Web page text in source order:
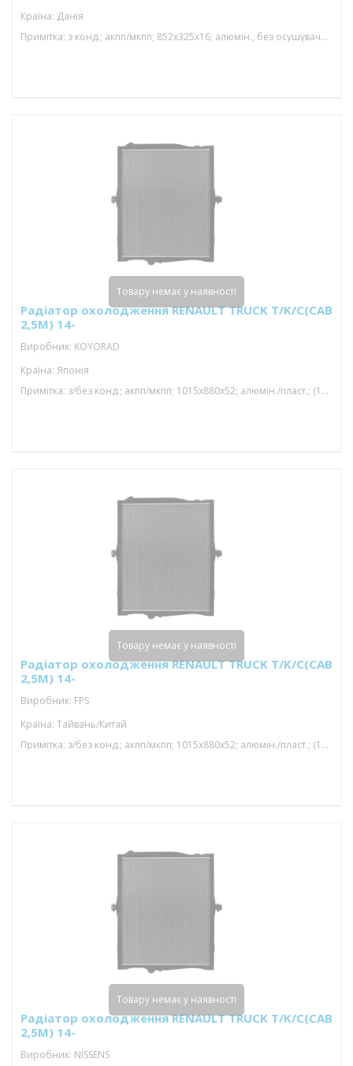
Країна: Данія
Примітка: з конд.; акпп/мкпп; 852x325x16; алюмін., без осушувача; (12.9 d)
Радіатор охолодження RENAULT TRUCK T/K/C(CAB
2,5M) 14-
Виробник: KOYORAD
Країна: Японія
Примітка: з/без конд.; акпп/мкпп; 1015x880x52; алюмін./пласт.; (12.9 d); паяний
Товару немає у наявності
Радіатор охолодження RENAULT TRUCK T/K/C(CAB
2,5M) 14-
Виробник: FPS
Країна: Тайвань/Китай
Примітка: з/без конд.; акпп/мкпп; 1015x880x52; алюмін./пласт.; (12.9 d); паяний
Товару немає у наявності
Радіатор охолодження RENAULT TRUCK T/K/C(CAB
2,5M) 14-
Виробник: NISSENS
Товару немає у наявності